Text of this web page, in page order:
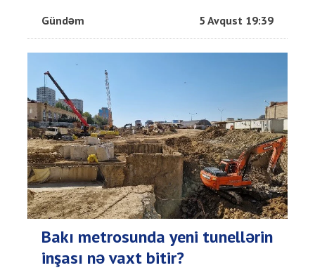
Gündəm 5 Avqust 19:39
Bakı metrosunda yeni tunellərin
inşası nə vaxt bitir?